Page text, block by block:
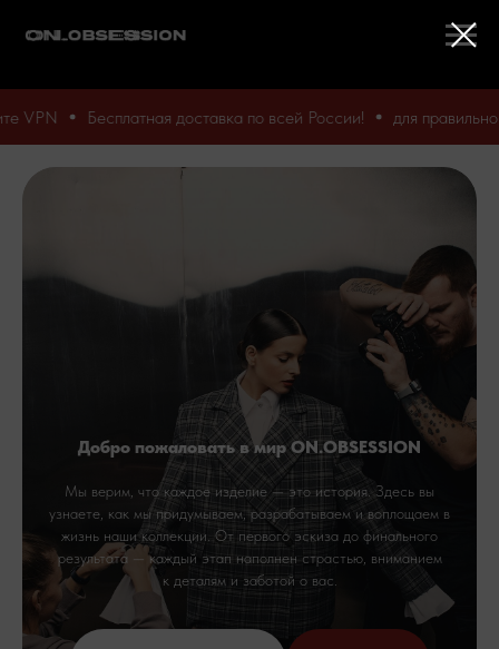
по всей России! для правильной работы сайта
Добро пожаловать в мир ON.OBSESSION
Мы верим, что каждое изделие — это история. Здесь вы
узнаете, как мы придумываем, разрабатываем и воплощаем в
жизнь наши коллекции. От первого эскиза до финального
результата — каждый этап наполнен страстью, вниманием
к деталям и заботой о вас.